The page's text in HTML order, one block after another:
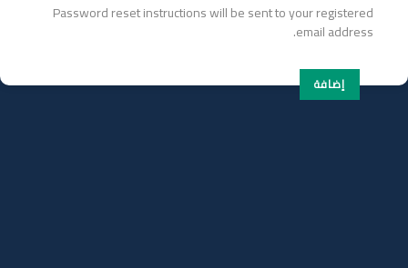
Password reset instructions will be sent to your registered
email address.